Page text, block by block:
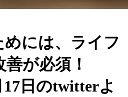
には、ライフ
が必須！
17日のtwitterよ